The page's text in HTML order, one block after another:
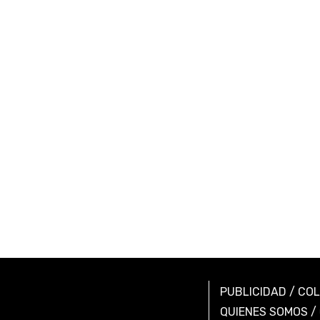
PUBLICIDAD /
QUIENES SOMOS /